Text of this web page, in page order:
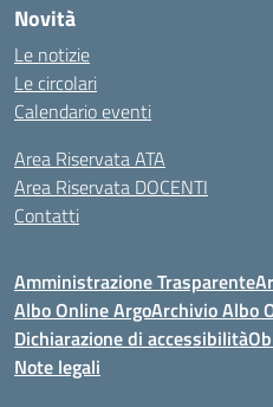
Novità
Le notizie
Le circolari
Calendario eventi
Area Riservata ATA
Area Riservata DOCENTI
Contatti
Amministrazione Trasparente
Albo Online ArgoArchivio Albo
Dichiarazione di accessibilità
Note legali